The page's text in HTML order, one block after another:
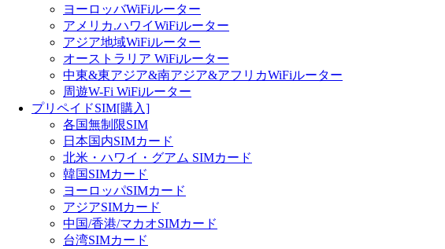
ヨーロッバWiFiルーター
アメリカ.ハワイWiFiルーター
アジア地域WiFiルーター
オーストラリア WiFiルーター
中東&東アジア&南アジア&アフリカWiFiルーター
周遊W-Fi WiFiルーター
プリペイドSIM[購入]
各国無制限SIM
日本国内SIMカード
北米・ハワイ・グアム SIMカード
韓国SIMカード
ヨーロッパSIMカード
アジアSIMカード
中国/香港/マカオSIMカード
台湾SIMカード